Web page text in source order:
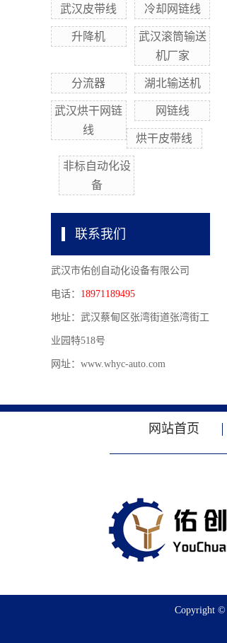
武汉皮带线 冷却网链线
升降机
武汉滚筒输送
机厂家
分流器 湖北输送机
武汉烘干网链
线
网链线
烘干皮带线
非标自动化设
备
联系我们
武汉市佑创自动化设备有限公司
电话： 18971189495
地址：武汉蔡甸区张湾街道张湾街工
业园特518号
网址：www.whyc-auto.com
网站首页
Copyright